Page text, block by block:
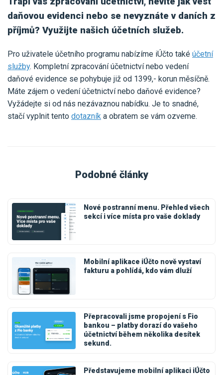
daňovou evidenci nebo se nevyznáte v daních z
příjmů? Využijte našich účetních služeb.
Pro uživatele účetního programu nabízíme iÚčto také účetní
služby. Kompletní zpracování účetnictví nebo vedení
daňové evidence se pohybuje již od 1399,- korun měsíčně.
Máte zájem o vedení účetnictví nebo daňové evidence?
Vyžádejte si od nás nezávaznou nabídku. Je to snadné,
stačí vyplnit tento dotazník a obratem se vám ozveme.
Podobné články
Nové postranní menu. Přehled všech
sekcí i více místa pro vaše doklady
Mobilní aplikace iÚčto nově vystaví
fakturu a pohlídá, kdo vám dluží
Přepracovali jsme propojení s Fio
bankou – platby dorazí do vašeho
účetnictví během několika desítek
sekund.
Představujeme mobilní aplikaci iÚčto